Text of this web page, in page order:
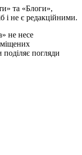
та «Блоги»,
і не є редакційними.
не несе
поділяє погляди